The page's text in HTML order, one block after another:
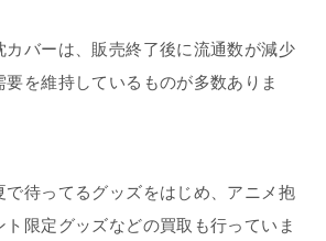
カバーは、販売終了後に流通数が減少
要を維持しているものが多数ありま
で待ってるグッズをはじめ、アニメ抱
ト限定グッズなどの買取も行っていま